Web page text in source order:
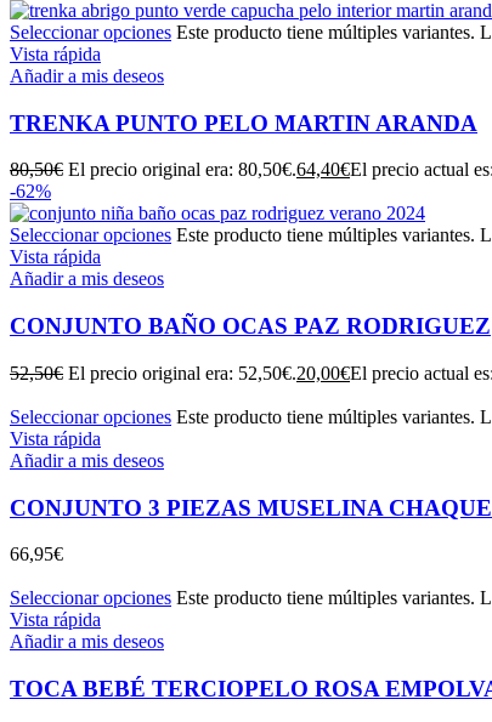
Seleccionar opciones Este producto tiene múltiples variantes.
Vista rápida
Añadir a mis deseos
TRENKA PUNTO PELO MARTIN ARANDA
80,50€ El precio original era: 80,50€.64,40€El precio actual
-62%
Seleccionar opciones Este producto tiene múltiples variantes.
Vista rápida
Añadir a mis deseos
CONJUNTO BAÑO OCAS PAZ RODRIGUEZ
52,50€ El precio original era: 52,50€.20,00€El precio actual
Seleccionar opciones Este producto tiene múltiples variantes.
Vista rápida
Añadir a mis deseos
CONJUNTO 3 PIEZAS MUSELINA
66,95€
Seleccionar opciones Este producto tiene múltiples variantes.
Vista rápida
Añadir a mis deseos
TOCA BEBÉ TERCIOPELO ROSA